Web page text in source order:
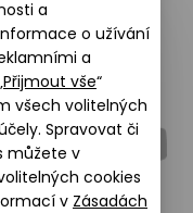
49 mm
a
o užívání
a
Přijmout vše“
všech volitelných
Spravovat či
můžete v
cookies
v Zásadách